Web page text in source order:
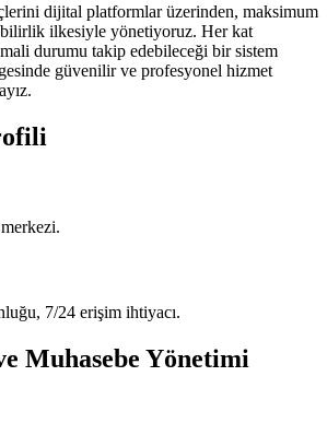
dijital platformlar üzerinden, maksimum
ilkesiyle yönetiyoruz. Her kat
durumu takip edebileceği bir sistem
güvenilir ve profesyonel hizmet
7/24 erişim ihtiyacı.
Muhasebe Yönetimi